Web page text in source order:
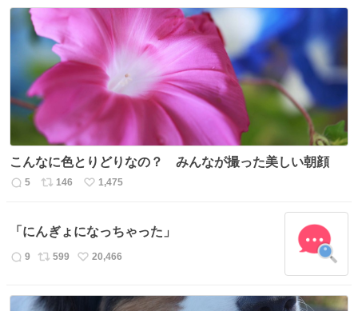
こんなに色とりどりなの？ みんなが撮った美しい朝顔
返
数
5
リ
ス
ト
数
146
い
ね
数
1,475
「にんぎょになっちゃった」
返
数
9
リ
ス
599
い
ね
20,466